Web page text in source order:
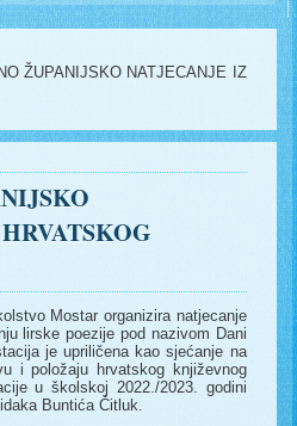
ŽUPANIJSKO NATJECANJE IZ
Mostar organizira natjecanje
lirske poezije pod nazivom Dani
je upriličena kao sjećanje na
i položaju hrvatskog književnog
u školskoj 2022./2023. godini
Buntića Čitluk.